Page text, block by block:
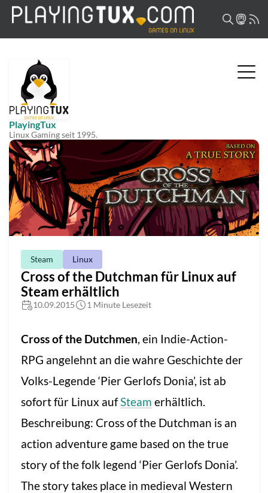
PlayingTux
Linux Gaming seit 1995.
Steam Linux
Cross of the Dutchman für Linux auf
Steam erhältlich
10.09.2015 1 Minute Lesezeit
Cross of the Dutchmen, ein Indie-Action-
RPG angelehnt an die wahre Geschichte der
Volks-Legende ‘Pier Gerlofs Donia’, ist ab
sofort für Linux aufSteam erhältlich.
Beschreibung: Cross of the Dutchman is an
action adventure game based on the true
story of the folk legend ‘Pier Gerlofs Donia’.
The story takes place in medieval Western